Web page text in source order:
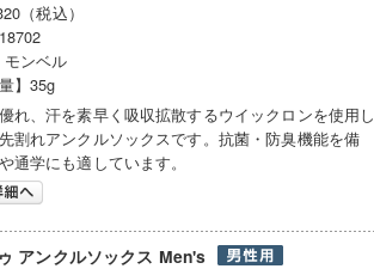
（税込）
モンベル
】35g
れ、汗を素早く吸収拡散するウイックロンを使用し
割れアンクルソックスです。抗菌・防臭機能を備
通学にも適しています。
アンクルソックス Men's